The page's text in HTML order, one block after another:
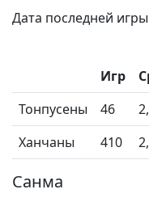
Дата последней
Игр
Тонпусены
46
Ханчаны
410
Санма